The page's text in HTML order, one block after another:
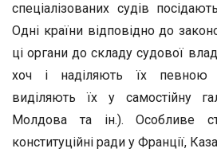
спеціалізованих судів
Одні країни відповідно до
ці органи до складу судової
хоч і наділяють їх певною
виділяють їх у самостійну
Молдова та ін.). Особливе
конституційні ради у Франції,